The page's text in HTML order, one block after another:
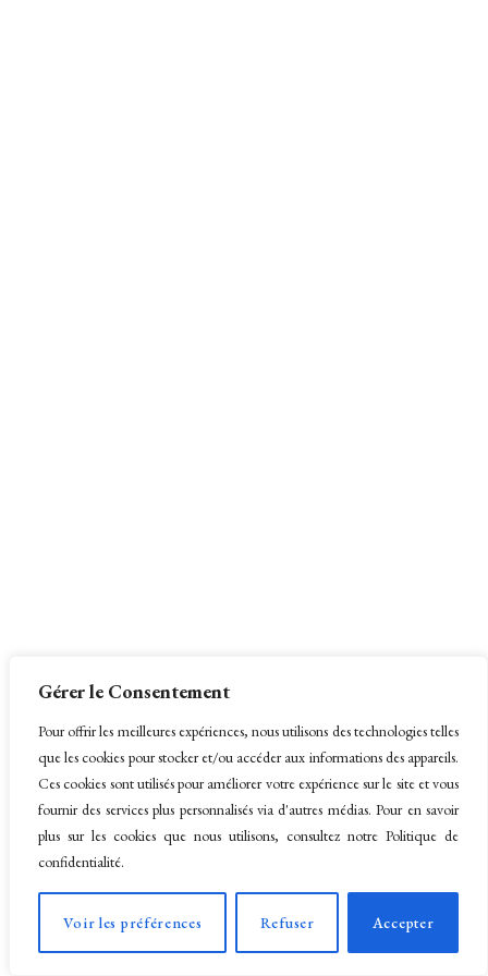
Gérer le Consentement
Pour offrir les meilleures expériences, nous utilisons des technologies telles
que les cookies pour stocker et/ou accéder aux informations des appareils.
Ces cookies sont utilisés pour améliorer votre expérience sur le site et vous
fournir des services plus personnalisés via d'autres médias. Pour en savoir
plus sur les cookies que nous utilisons, consultez notre Politique de
confidentialité.
Voir les préférences Refuser Accepter